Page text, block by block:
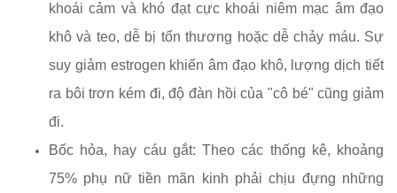
khoái cảm và khó đạt cực khoái niêm mạc âm đạo
khô và teo, dễ bị tổn thương hoặc dễ chảy máu. Sự
suy giảm estrogen khiến âm đạo khô, lượng dịch tiết
ra bôi trơn kém đi, độ đàn hồi của "cô bé" cũng giảm
đi.
Bốc hỏa, hay cáu gắt: Theo các thống kê, khoảng
75% phụ nữ tiền mãn kinh phải chịu đựng những